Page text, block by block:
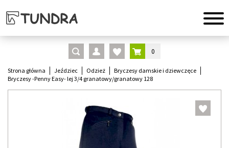
0
Strona główna Jeździec Odzież
Bryczesy damskie i dziewczęce
Bryczesy -Penny Easy- lej 3/4 granatowy/granatowy 128